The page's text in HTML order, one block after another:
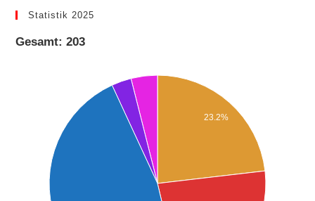
Statistik 2025
Gesamt: 203
23.2%